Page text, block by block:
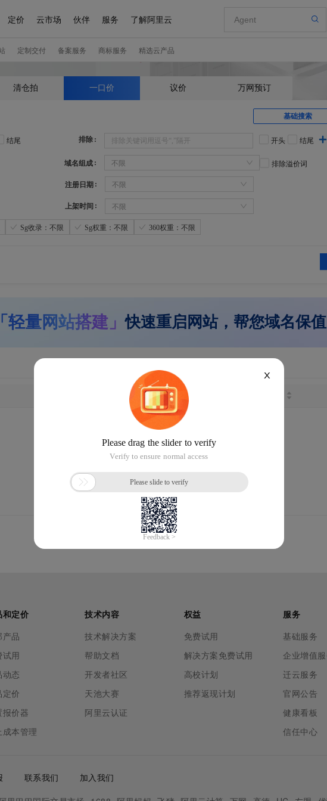
清仓拍 一口价 议价 万网预订
基础搜索
结尾 排除 开头 结尾
域名组成 不限 排除溢价词
注册日期 不限
上架时间 不限
Sg收录：不限 Sg权重：不限 360权重：不限
「轻量网站搭建」快速重启网站，帮您域名保值
注册日期
没找到您想要的域名
重新搜索 或
域名回购 需求
X